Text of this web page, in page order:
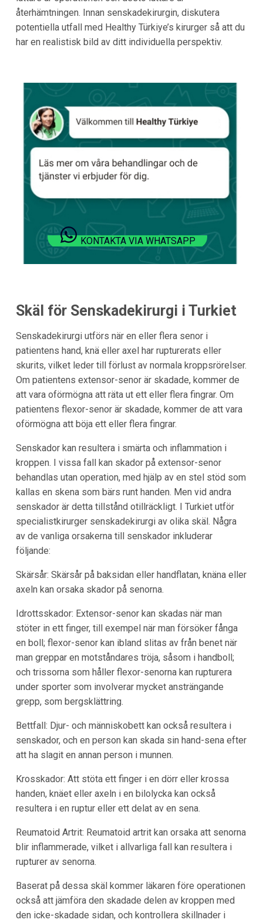
återhämtningen. Innan senskadekirurgin, diskutera
potentiella utfall med Healthy Türkiye’s kirurger så att du
har en realistisk bild av ditt individuella perspektiv.
KONTAKTA VIA WHATSAPP
Skäl för Senskadekirurgi i Turkiet
Senskadekirurgi utförs när en eller flera senor i
patientens hand, knä eller axel har rupturerats eller
skurits, vilket leder till förlust av normala kroppsrörelser.
Om patientens extensor-senor är skadade, kommer de
att vara oförmögna att räta ut ett eller flera fingrar. Om
patientens flexor-senor är skadade, kommer de att vara
oförmögna att böja ett eller flera fingrar.
Senskador kan resultera i smärta och inflammation i
kroppen. I vissa fall kan skador på extensor-senor
behandlas utan operation, med hjälp av en stel stöd som
kallas en skena som bärs runt handen. Men vid andra
senskador är detta tillstånd otillräckligt. I Turkietutför
specialistkirurger senskadekirurgi av olika skäl. Några
av de vanliga orsakerna till senskador inkluderar
följande:
Skärsår: Skärsår på baksidan eller handflatan, knäna eller
axeln kan orsaka skador på senorna.
Idrottsskador: Extensor-senor kan skadas när man
stöter in ett finger, till exempel när man försöker fånga
en boll; flexor-senor kan ibland slitas av från benet när
man greppar en motståndares tröja, såsom i handboll;
och trissorna som håller flexor-senorna kan rupturera
under sporter som involverar mycket ansträngande
grepp, som bergsklättring.
Bettfall: Djur- och människobett kan också resultera i
senskador, och en person kan skada sin hand-sena efter
att ha slagit en annan person i munnen.
Krosskador: Att stöta ett finger i en dörr eller krossa
handen, knäet eller axeln i en bilolycka kan också
resultera i en ruptur eller ett delat av en sena.
Reumatoid Artrit: Reumatoid artrit kan orsaka att senorna
blir inflammerade, vilket i allvarliga fall kan resultera i
rupturer av senorna.
Baserat på dessa skäl kommer läkaren före operationen
också att jämföra den skadade delen av kroppen med
den icke-skadade sidan, och kontrollera skillnader i